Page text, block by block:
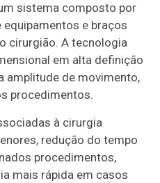
sistema composto por
e braços
cirurgião. A tecnologia
em alta definição
amplitude de movimento,
procedimentos.
à cirurgia
redução do tempo
procedimentos,
mais rápida em casos